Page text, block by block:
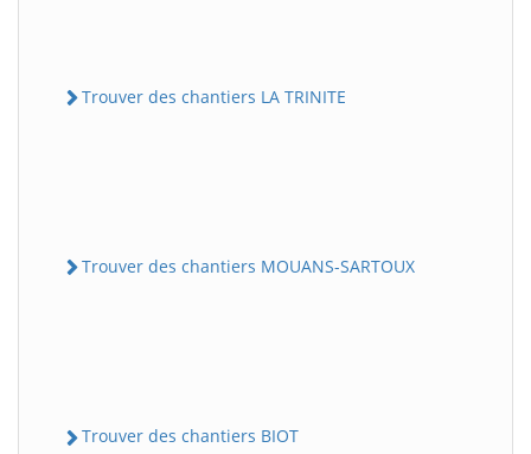
Trouver des chantiers LA TRINITE
Trouver des chantiers MOUANS-SARTOUX
Trouver des chantiers BIOT